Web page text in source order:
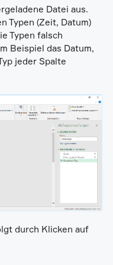
Datei aus.
Typen (Zeit, Datum)
Typen falsch
Beispiel das Datum,
jeder Spalte
durch Klicken auf